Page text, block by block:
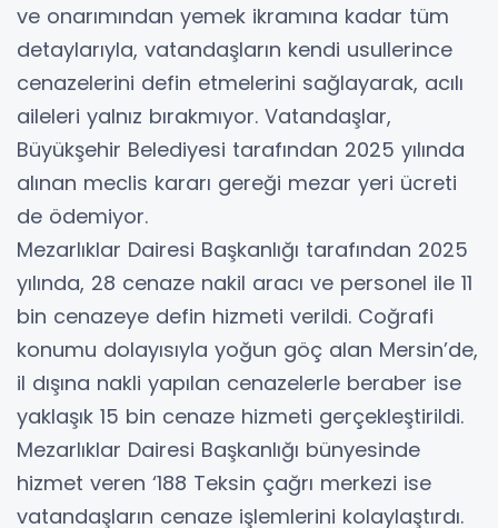
ve onarımından yemek ikramına kadar tüm
detaylarıyla, vatandaşların kendi usullerince
cenazelerini defin etmelerini sağlayarak, acılı
aileleri yalnız bırakmıyor. Vatandaşlar,
Büyükşehir Belediyesi tarafından 2025 yılında
alınan meclis kararı gereği mezar yeri ücreti
de ödemiyor.
Mezarlıklar Dairesi Başkanlığı tarafından 2025
yılında, 28 cenaze nakil aracı ve personel ile 11
bin cenazeye defin hizmeti verildi. Coğrafi
konumu dolayısıyla yoğun göç alan Mersin’de,
il dışına nakli yapılan cenazelerle beraber ise
yaklaşık 15 bin cenaze hizmeti gerçekleştirildi.
Mezarlıklar Dairesi Başkanlığı bünyesinde
hizmet veren ‘188 Teksin çağrı merkezi ise
vatandaşların cenaze işlemlerini kolaylaştırdı.